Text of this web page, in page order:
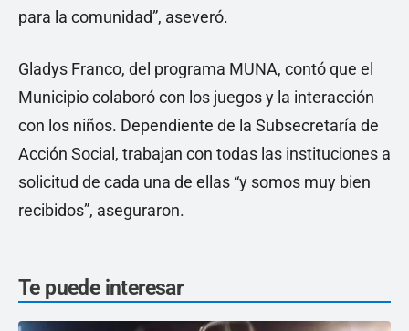
para la comunidad”, aseveró.
Gladys Franco, del programa MUNA, contó que el
Municipio colaboró con los juegos y la interacción
con los niños. Dependiente de la Subsecretaría de
Acción Social, trabajan con todas las instituciones a
solicitud de cada una de ellas “y somos muy bien
recibidos”, aseguraron.
Te puede interesar